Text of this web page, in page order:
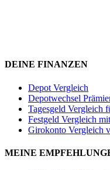
DEINE FINANZEN
Depot Vergleich
Depotwechsel
Tagesgeld Vergleich
Festgeld Vergleich
Girokonto Vergleich
MEINE